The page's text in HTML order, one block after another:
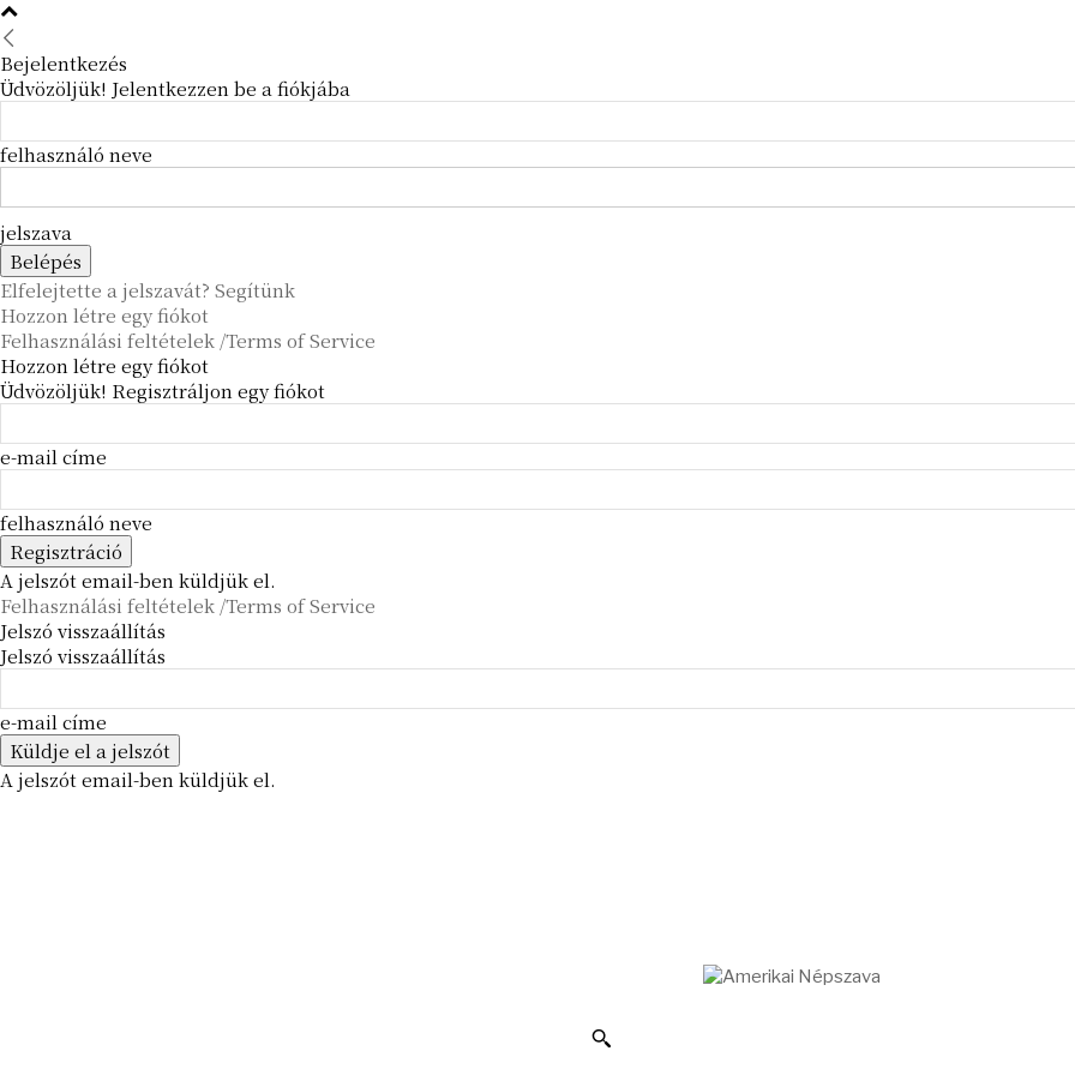
Bejelentkezés
Üdvözöljük! Jelentkezzen be a fiókjába
felhasználó neve
jelszava
Elfelejtette a jelszavát? Segítünk
Hozzon létre egy fiókot
Felhasználási feltételek /Terms of Service
Hozzon létre egy fiókot
Üdvözöljük! Regisztráljon egy fiókot
e-mail címe
felhasználó neve
A jelszót email-ben küldjük el.
Felhasználási feltételek /Terms of Service
Jelszó visszaállítás
Jelszó visszaállítás
e-mail címe
A jelszót email-ben küldjük el.